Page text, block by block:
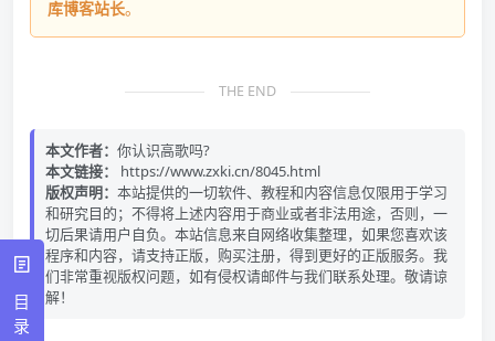
库博客站长。
THE END
本文作者： 你认识高歌吗?
本文链接：
https://www.zxki.cn/8045.html
版权声明： 本站提供的一切软件、教程和内容信息仅限用于学习
和研究目的；不得将上述内容用于商业或者非法用途，否则，一
切后果请用户自负。本站信息来自网络收集整理，如果您喜欢该
程序和内容，请支持正版，购买注册，得到更好的正版服务。我
们非常重视版权问题，如有侵权请邮件与我们联系处理。敬请谅
解！
目
录